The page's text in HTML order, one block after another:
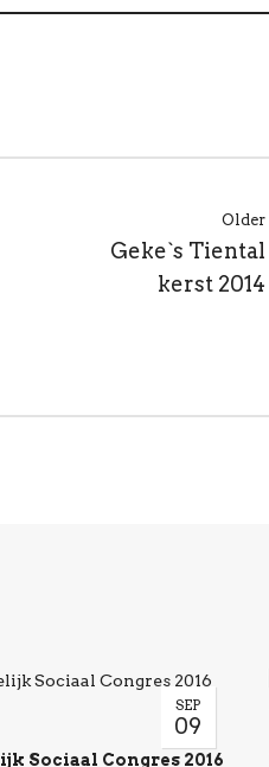
Older
Geke`s Tiental
kerst 2014
SEP
09
Sociaal Congres 2016